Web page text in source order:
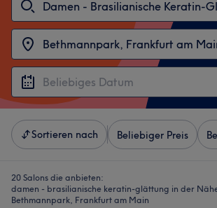
Sortieren nach Beliebiger Preis
20 Salons die anbieten:
damen - brasilianische keratin-glättung in der
Bethmannpark, Frankfurt am Main